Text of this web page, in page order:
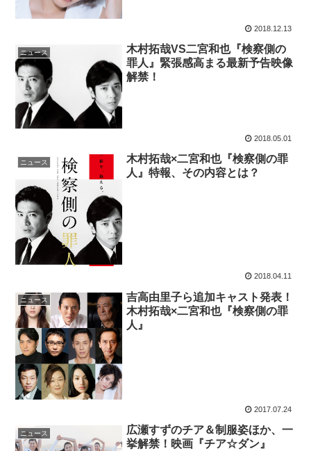
2018.12.13
ニュース
木村拓哉VS二宮和也『検察側の
罪人』緊張感高まる最新予告映像
解禁！
2018.05.01
ニュース
木村拓哉×二宮和也『検察側の罪
人』特報、その内容とは？
2018.04.11
ニュース
吉高由里子ら追加キャスト発表！
木村拓哉×二宮和也『検察側の罪
人』
2017.07.24
ニュース
広瀬すずのチア＆制服姿ほか、一
挙解禁！映画『チア☆ダン』